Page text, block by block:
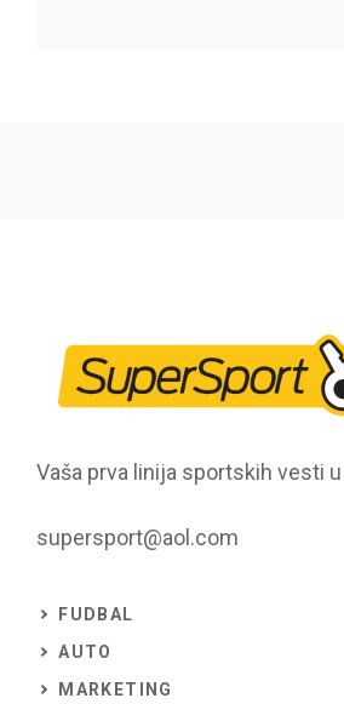
Vaša prva linija sportskih vesti
supersport@aol.com
FUDBAL
AUTO
MARKETING